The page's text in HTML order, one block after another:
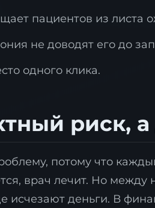
пациентов из листа
не доводят его до
одного клика.
риск,
потому что
врач лечит. Но между
исчезают деньги. В